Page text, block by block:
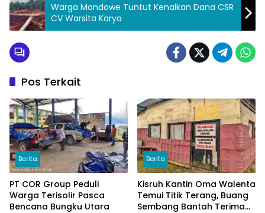
Warga Mondowe Tuntut Kenaikan Dana CSR
CV Warsita Karya
Pos Terkait
Berita
PT COR Group Peduli
Warga Terisolir Pasca
Bencana Bungku Utara
Berita
Kisruh Kantin Oma Walenta
Temui Titik Terang, Buang
Sembang Bantah Terima